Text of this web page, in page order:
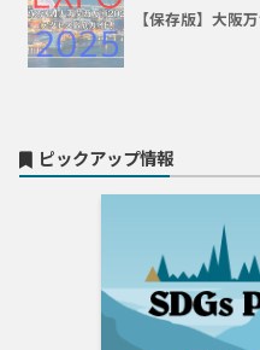
【保存版】大阪
ピックアップ情報